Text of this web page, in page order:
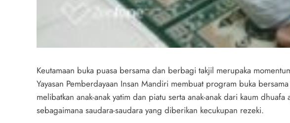
Keutamaan buka puasa bersama dan berbagi takjil merupaka
Yayasan Pemberdayaan Insan Mandiri membuat program buka
melibatkan anak-anak yatim dan piatu serta anak-anak dari kaum
sebagaimana saudara-saudara yang diberikan kecukupan rezeki.